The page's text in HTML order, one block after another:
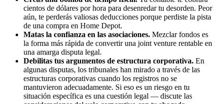
cientos de dólares por hora para desenredar tu desorden. Peor
aún, te perderás valiosas deducciones porque perdiste la pista
de una compra en Home Depot.
Matas la confianza en las asociaciones. Mezclar fondos es
la forma más rápida de convertir una joint venture rentable en
una amarga disputa legal.
Debilitas tus argumentos de estructura corporativa. En
algunas disputas, los tribunales han mirado a través de las
estructuras corporativas cuando los registros no se
mantuvieron adecuadamente. Si eso es un riesgo en tu
situación específica es una cuestión legal — discute las